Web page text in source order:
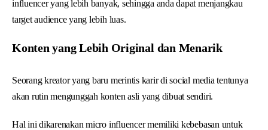
influencer yang lebih banyak, sehingga anda dapat menjangkau
target audience yang lebih luas.
Konten yang Lebih Original dan Menarik
Seorang kreator yang baru merintis karir di social media tentunya
akan rutin mengunggah konten asli yang dibuat sendiri.
Hal ini dikarenakan micro influencer memiliki kebebasan untuk